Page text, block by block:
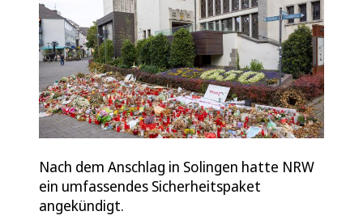
Nach dem Anschlag in Solingen hatte NRW
ein umfassendes Sicherheitspaket
angekündigt.